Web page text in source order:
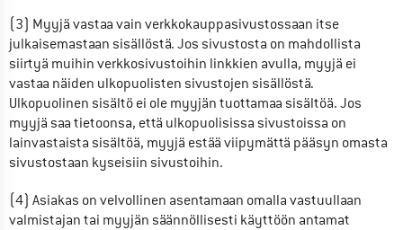
(3) Myyjä vastaa vain verkkokauppasivustossaan itse
julkaisemastaan sisällöstä. Jos sivustosta on mahdollista
siirtyä muihin verkkosivustoihin linkkien avulla, myyjä ei
vastaa näiden ulkopuolisten sivustojen sisällöstä.
Ulkopuolinen sisältö ei ole myyjän tuottamaa sisältöä. Jos
myyjä saa tietoonsa, että ulkopuolisissa sivustoissa on
lainvastaista sisältöä, myyjä estää viipymättä pääsyn omasta
sivustostaan kyseisiin sivustoihin.
(4) Asiakas on velvollinen asentamaan omalla vastuullaan
valmistajan tai myyjän säännöllisesti käyttöön antamat